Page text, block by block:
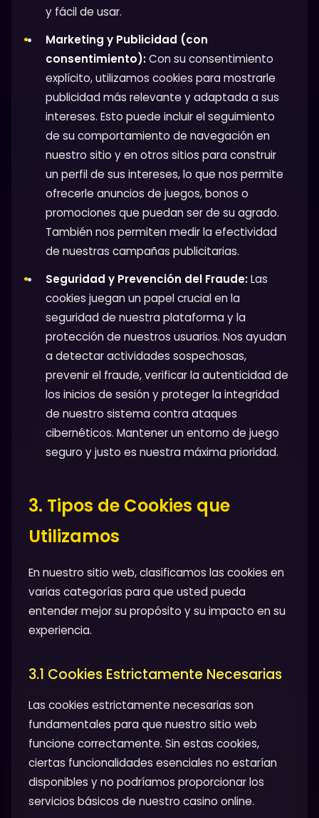
y fácil de usar.
Marketing y Publicidad (con
consentimiento):Con su consentimiento
explícito, utilizamos cookies para mostrarle
publicidad más relevante y adaptada a sus
intereses. Esto puede incluir el seguimiento
de su comportamiento de navegación en
nuestro sitio y en otros sitios para construir
un perfil de sus intereses, lo que nos permite
ofrecerle anuncios de juegos, bonos o
promociones que puedan ser de su agrado.
También nos permiten medir la efectividad
de nuestras campañas publicitarias.
Seguridad y Prevención del Fraude:Las
cookies juegan un papel crucial en la
seguridad de nuestra plataforma y la
protección de nuestros usuarios. Nos ayudan
a detectar actividades sospechosas,
prevenir el fraude, verificar la autenticidad de
los inicios de sesión y proteger la integridad
de nuestro sistema contra ataques
cibernéticos. Mantener un entorno de juego
seguro y justo es nuestra máxima prioridad.
3. Tipos de Cookies que
Utilizamos
En nuestro sitio web, clasificamos las cookies en
varias categorías para que usted pueda
entender mejor su propósito y su impacto en su
experiencia.
3.1 Cookies Estrictamente Necesarias
Las cookies estrictamente necesarias son
fundamentales para que nuestro sitio web
funcione correctamente. Sin estas cookies,
ciertas funcionalidades esenciales no estarían
disponibles y no podríamos proporcionar los
servicios básicos de nuestro casino online.